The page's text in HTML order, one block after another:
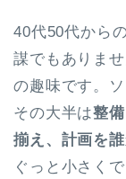
40代50代から
謀でもありま
の趣味です。
その大半は整
揃え、計画を
ぐっと小さくで